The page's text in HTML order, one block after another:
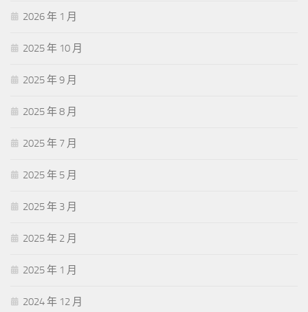
2026 年 1 月
2025 年 10 月
2025 年 9 月
2025 年 8 月
2025 年 7 月
2025 年 5 月
2025 年 3 月
2025 年 2 月
2025 年 1 月
2024 年 12 月